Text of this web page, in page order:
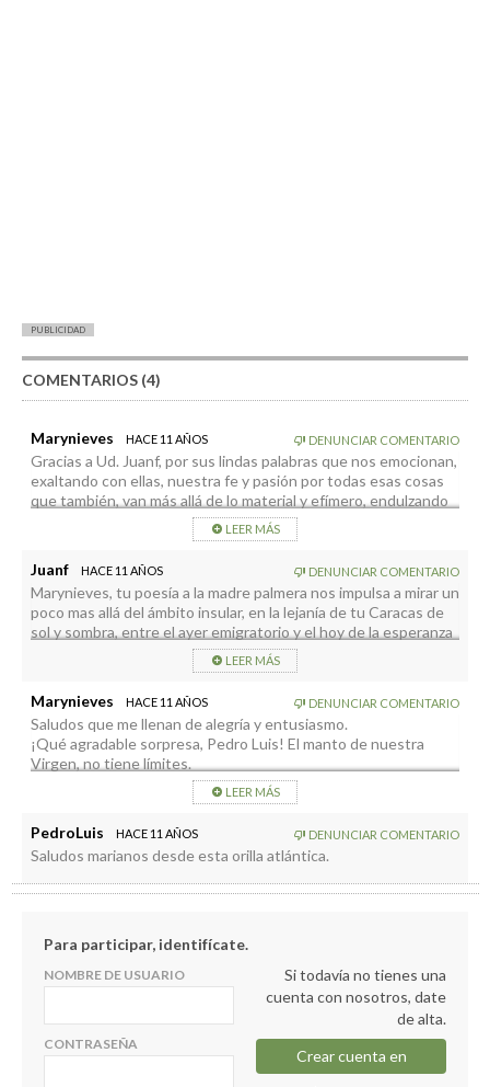
PUBLICIDAD
COMENTARIOS (4)
Marynieves HACE 11 AÑOS DENUNCIAR COMENTARIO
Gracias a Ud. Juanf, por sus lindas palabras que nos emocionan,
exaltando con ellas, nuestra fe y pasión por todas esas cosas
que también, van más allá de lo material y efímero, endulzando
nuestro espíritu, remanso de paz para el alma y el corazón.
LEER MÁS
Juanf HACE 11 AÑOS DENUNCIAR COMENTARIO
Marynieves, tu poesía a la madre palmera nos impulsa a mirar un
poco mas allá del ámbito insular, en la lejanía de tu Caracas de
sol y sombra, entre el ayer emigratorio y el hoy de la esperanza
porque tengan nuestros paisanos un solido refugio divino en
su corazón en tiempos de ida y vuelta, alegre vamos sus hijos
paz y alegría y ese aroma de miel a la flor de tu poesía.
Gracias Marynieves por tan bello poema.
LEER MÁS
Marynieves HACE 11 AÑOS DENUNCIAR COMENTARIO
Saludos que me llenan de alegría y entusiasmo.
¡Qué agradable sorpresa, Pedro Luis! El manto de nuestra
Virgen, no tiene límites.
LEER MÁS
PedroLuis HACE 11 AÑOS DENUNCIAR COMENTARIO
Saludos marianos desde esta orilla atlántica.
Para participar, identifícate.
NOMBRE DE USUARIO
CONTRASEÑA
Si todavía no tienes una
cuenta con nosotros, date
de alta.
Crear cuenta en